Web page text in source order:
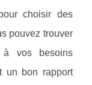
choisir des
pouvez trouver
vos besoins
un bon rapport